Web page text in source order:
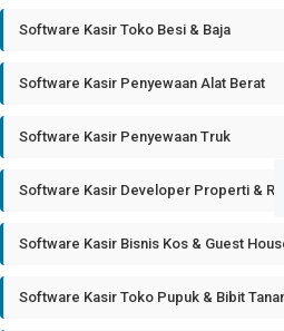
Software Kasir Toko Besi & Baja
Software Kasir Penyewaan Alat Berat
Software Kasir Penyewaan Truk
Software Kasir Developer Properti &
Software Kasir Bisnis Kos & Guest
Software Kasir Toko Pupuk & Bibit